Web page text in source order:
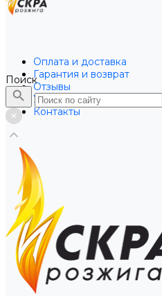
Оплата и доставка
Гарантия и возврат
Отзывы
Услуги
Контакты
Поиск